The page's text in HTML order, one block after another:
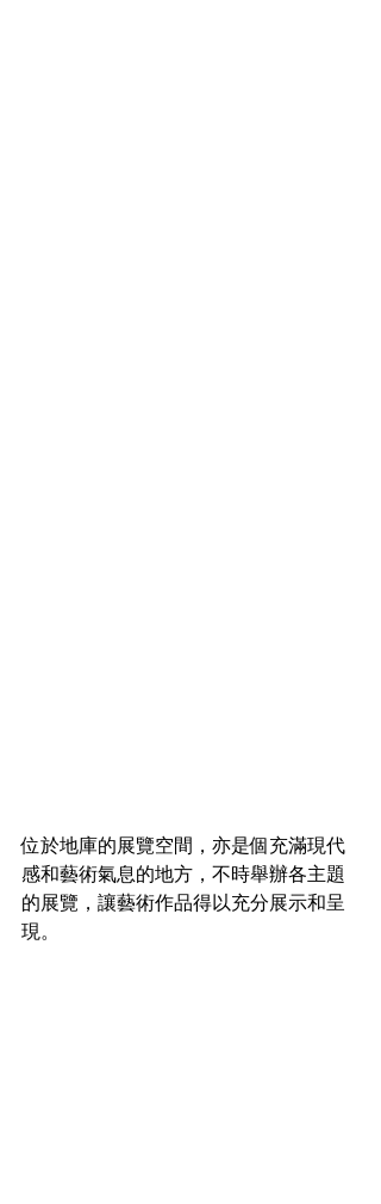
位於地庫的展覽空間，亦是個充滿現代
感和藝術氣息的地方，不時舉辦各主題
的展覽，讓藝術作品得以充分展示和呈
現。